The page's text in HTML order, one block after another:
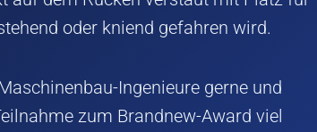
oder kniend gefahren wird.
Ingenieure gerne und
zum Brandnew-Award viel